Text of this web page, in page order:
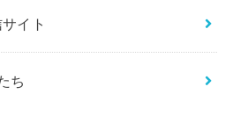
イト
ち